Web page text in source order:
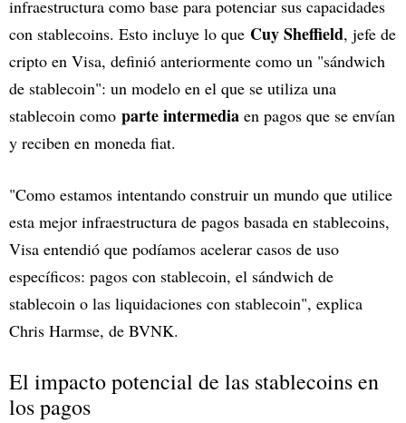
infraestructura como base para potenciar sus capacidades
con stablecoins. Esto incluye lo que Cuy Sheffield, jefe de
cripto en Visa, definió anteriormente como un "sándwich
de stablecoin": un modelo en el que se utiliza una
stablecoin como parte intermedia en pagos que se envían
y reciben en moneda fiat.
"Como estamos intentando construir un mundo que utilice
esta mejor infraestructura de pagos basada en stablecoins,
Visa entendió que podíamos acelerar casos de uso
específicos: pagos con stablecoin, el sándwich de
stablecoin o las liquidaciones con stablecoin", explica
Chris Harmse, de BVNK.
El impacto potencial de las stablecoins en
los pagos